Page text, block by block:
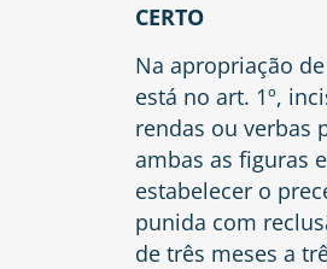
CERTO
Na apropriação
está no art. 1º,
rendas ou verbas
ambas as figuras
estabelecer o
punida com
de três meses a